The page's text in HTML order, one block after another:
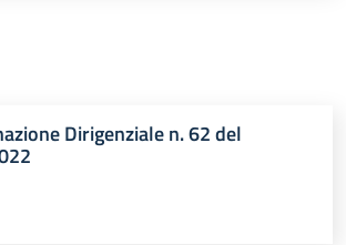
Dirigenziale n. 62 del